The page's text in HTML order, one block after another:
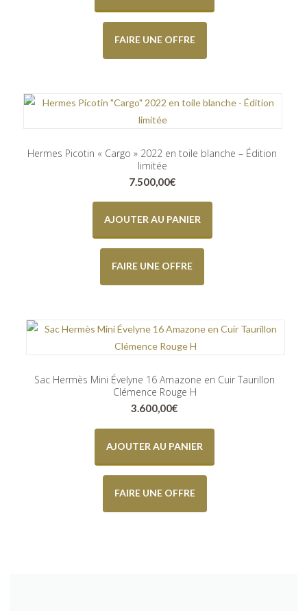
FAIRE UNE OFFRE
Hermes Picotin « Cargo » 2022 en toile blanche – Édition
limitée
7.500,00€
AJOUTER AU PANIER
FAIRE UNE OFFRE
Sac Hermès Mini Évelyne 16 Amazone en Cuir Taurillon
Clémence Rouge H
3.600,00€
AJOUTER AU PANIER
FAIRE UNE OFFRE